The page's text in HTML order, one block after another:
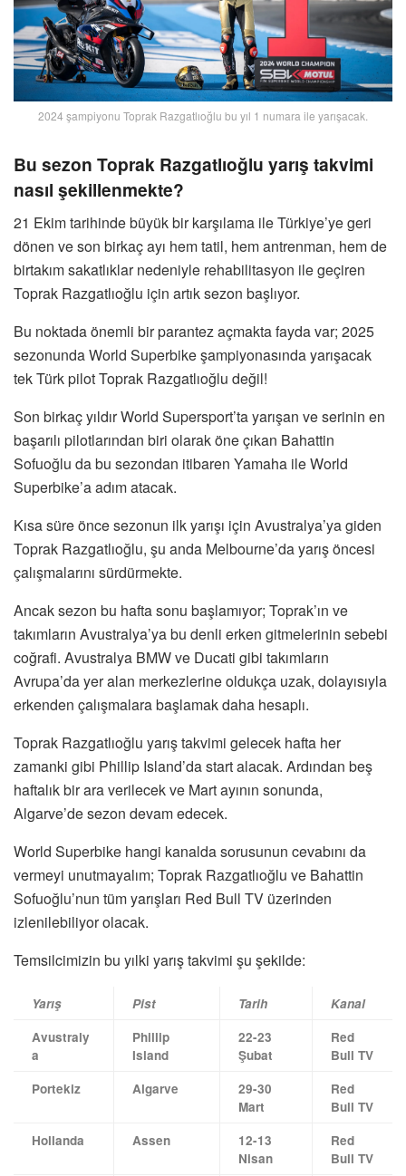
2024 şampiyonu Toprak Razgatlıoğlu bu yıl 1 numara ile yarışacak.
Bu sezon Toprak Razgatlıoğlu yarış takvimi
nasıl şekillenmekte?
21 Ekim tarihinde büyük bir karşılama ile Türkiye’ye geri
dönen ve son birkaç ayı hem tatil, hem antrenman, hem de
birtakım sakatlıklar nedeniyle rehabilitasyon ile geçiren
Toprak Razgatlıoğlu için artık sezon başlıyor.
Bu noktada önemli bir parantez açmakta fayda var; 2025
sezonunda World Superbike şampiyonasında yarışacak
tek Türk pilot Toprak Razgatlıoğlu değil!
Son birkaç yıldır World Supersport’ta yarışan ve serinin en
başarılı pilotlarından biri olarak öne çıkan Bahattin
Sofuoğlu da bu sezondan itibaren Yamaha ile World
Superbike’a adım atacak.
Kısa süre önce sezonun ilk yarışı için Avustralya’ya giden
Toprak Razgatlıoğlu, şu anda Melbourne’da yarış öncesi
çalışmalarını sürdürmekte.
Ancak sezon bu hafta sonu başlamıyor; Toprak’ın ve
takımların Avustralya’ya bu denli erken gitmelerinin sebebi
coğrafi. Avustralya BMW ve Ducati gibi takımların
Avrupa’da yer alan merkezlerine oldukça uzak, dolayısıyla
erkenden çalışmalara başlamak daha hesaplı.
Toprak Razgatlıoğlu yarış takvimi gelecek hafta her
zamanki gibi Phillip Island’da start alacak. Ardından beş
haftalık bir ara verilecek ve Mart ayının sonunda,
Algarve’de sezon devam edecek.
World Superbike hangi kanalda sorusunun cevabını da
vermeyi unutmayalım; Toprak Razgatlıoğlu ve Bahattin
Sofuoğlu’nun tüm yarışları Red Bull TV üzerinden
izlenilebiliyor olacak.
Temsilcimizin bu yılki yarış takvimi şu şekilde:
Yarış Pist Tarih
Kanal
Avustraly
a
Phillip
Island
22-23
Şubat
Red
Bull TV
Portekiz
Algarve
29-30
Mart
Red
Bull TV
Hollanda
Assen
12-13
Nisan
Red
Bull TV